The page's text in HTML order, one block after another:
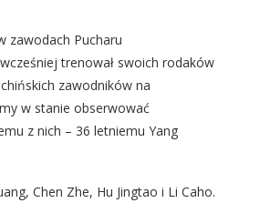
zawodach Pucharu
trenował swoich rodaków
zawodników na
w stanie obserwować
z nich – 36 letniemu Yang
Chen Zhe, Hu Jingtao i Li Caho.